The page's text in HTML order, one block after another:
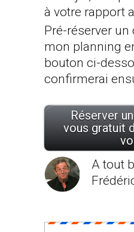
à votre rapport
Pré-réserver un
mon planning
bouton ci-
confirmerai
Réserver
vous gratuit
A tout